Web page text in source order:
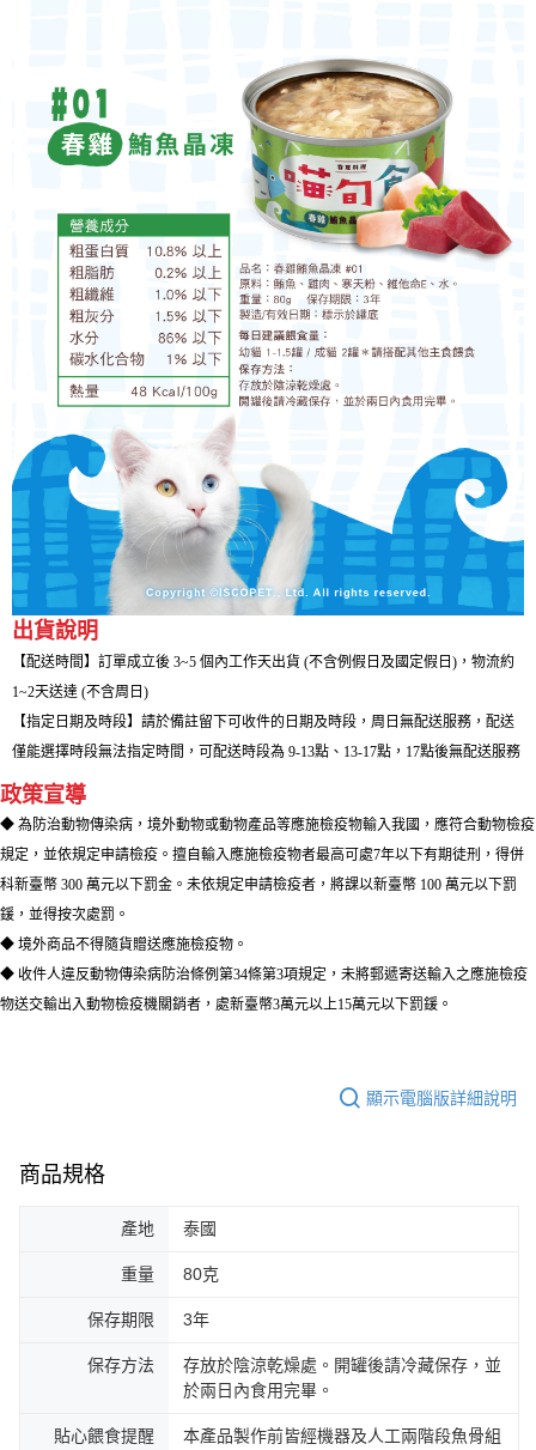
出貨說明
【配送時間】訂單成立後 3~5 個內工作天出貨 (不含例假日及國定假日)，物流約
1~2天送達 (不含周日)
【指定日期及時段】請於備註留下可收件的日期及時段，周日無配送服務，配送
僅能選擇時段無法指定時間，可配送時段為 9-13點、13-17點，17點後無配送服務
政策宣導
◆ 為防治動物傳染病，境外動物或動物產品等應施檢疫物輸入我國，應符合動物檢疫
規定，並依規定申請檢疫。擅自輸入應施檢疫物者最高可處7年以下有期徒刑，得併
科新臺幣 300 萬元以下罰金。未依規定申請檢疫者，將課以新臺幣 100 萬元以下罰
鍰，並得按次處罰。
◆ 境外商品不得隨貨贈送應施檢疫物。
◆ 收件人違反動物傳染病防治條例第34條第3項規定，未將郵遞寄送輸入之應施檢疫
物送交輸出入動物檢疫機關銷者，處新臺幣3萬元以上15萬元以下罰鍰。
顯示電腦版詳細說明
商品規格
產地 泰國
重量 80克
保存期限 3年
保存方法
存放於陰涼乾燥處。開罐後請冷藏保存，並
於兩日內食用完畢。
貼心餵食提醒
本產品製作前皆經機器及人工兩階段魚骨組